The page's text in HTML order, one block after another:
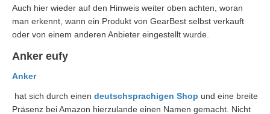
Auch hier wieder auf den Hinweis weiter oben achten, woran
man erkennt, wann ein Produkt von GearBest selbst verkauft
oder von einem anderen Anbieter eingestellt wurde.
Anker eufy
Anker
hat sich durch einen deutschsprachigen Shop und eine breite
Präsenz bei Amazon hierzulande einen Namen gemacht. Nicht